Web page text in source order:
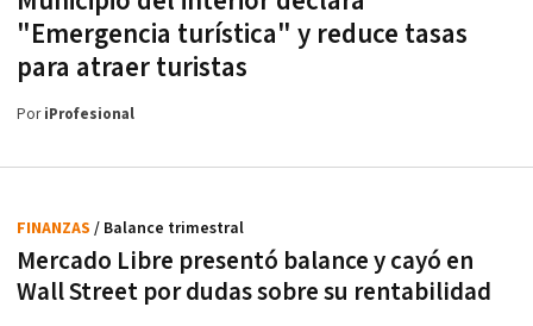
"Emergencia turística" y reduce tasas
para atraer turistas
PoriProfesional
Mercado Libre presentó balance y cayó en
Wall Street por dudas sobre su rentabilidad
FINANZAS / Balance trimestral